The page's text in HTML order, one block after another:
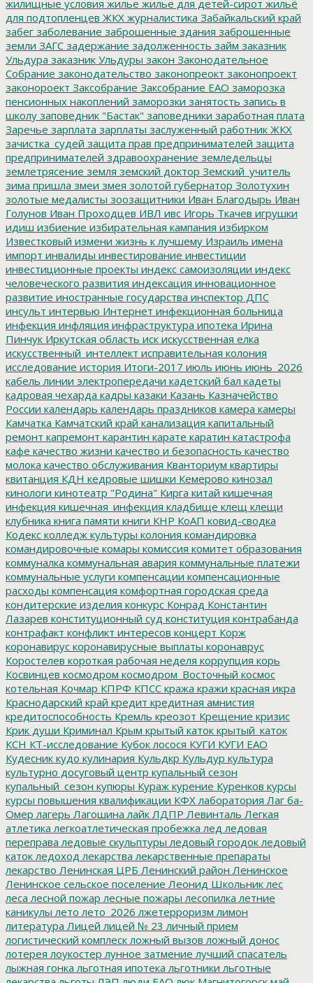
жилищные условия жилье жилье для детей-сирот жильё
для подтопленцев ЖКХ журналистика Забайкальский край
забег заболевание заброшенные здания заброшенные
земли ЗАГС задержание задолженность займ заказник
Ульдура заказник Ульдуры закон Законодательное
Собрание законодательство законопреокт законопроект
законороект Заксобрание Заксобрание ЕАО заморозка
пенсионных накоплений заморозки занятость запись в
школу заповедник "Бастак" заповедники заработная плата
Заречье зарплата зарплаты заслуженный работник ЖКХ
зачистка_судей защита прав предпринимателей защита
предпринимателей здравоохранение земледельцы
землетрясение земля земский доктор Земский_учитель
зима пришла змеи змея золотой губернатор Золотухин
золотые медалисты зоозащитники Иван Благодырь Иван
Голунов Иван Проходцев ИВЛ ивс Игорь Ткачев игрушки
идиш избиение избирательная кампания избирком
Известковый измени жизнь к лучшему Израиль имена
импорт инвалиды инвестирование инвестиции
инвестиционные проекты индекс самоизоляции индекс
человеческого развития индексация инновационное
развитие иностранные государства инспектор ДПС
инсульт интервью Интернет инфекционная больница
инфекция инфляция инфраструктура ипотека Ирина
Пинчук Иркутская область иск искусственная елка
искусственный_интеллект исправительная колония
исследование история Итоги-2017 июль июнь июнь_2026
кабель линии электропередачи кадетский бал кадеты
кадровая чехарда кадры казаки Казань Казначейство
России календарь календарь праздников камера камеры
Камчатка Камчатский край канализация капитальный
ремонт капремонт карантин карате каратин катастрофа
кафе качество жизни качество и безопасность качество
молока качество обслуживания Кванториум квартиры
квитанция КДН кедровые шишки Кемерово кинозал
кинологи кинотеатр "Родина" Кирга китай кишечная
инфекция кишечная_инфекция кладбище клещ клещи
клубника книга памяти книги КНР КоАП ковид-сводка
Кодекс колледж культуры колония командировка
командировочные комары комиссия комитет образования
коммуналка коммунальная авария коммунальные платежи
коммунальные услуги компенсации компенсационные
расходы компенсация комфортная городская среда
кондитерские изделия конкурс Конрад Константин
Лазарев конституционный суд конституция контрабанда
контрафакт конфликт интересов концерт Корж
коронавирус коронавирусные выплаты коронаврус
Коростелев короткая рабочая неделя коррупция корь
Косвинцев космодром космодром_Восточный космос
котельная Кочмар КПРФ КПСС кража кражи красная икра
Краснодарский край кредит кредитная амнистия
кредитоспособность Кремль креозот Крещение кризис
Крик души Криминал Крым крытый каток крытый_каток
КСН КТ-исследование Кубок лосося КУГИ КУГИ ЕАО
Кудесник кудо кулинария Кульдкр Кульдур культура
культурно досуговый центр купальный сезон
купальный_сезон купюры Кураж курение Куренков курсы
курсы повышения квалификации КФХ лаборатория Лаг ба-
Омер лагерь Лагошина лайк ЛДПР Левинталь Легкая
атлетика легкоатлетическая пробежка лед ледовая
переправа ледовые скульптуры ледовый городок ледовый
каток ледоход лекарства лекарственные препараты
лекарство Ленинская ЦРБ Ленинский район Ленинское
Ленинское сельское поселение Леонид Школьник лес
леса лесной пожар лесные пожары лесопилка летние
каникулы лето лето_2026 лжетерроризм лимон
литература Лицей лицей № 23 личный прием
логистический комплеск ложный вызов ложный донос
лотерея лоукостер лунное затмение лучший спасатель
лыжная гонка льготная ипотека льготники льготные